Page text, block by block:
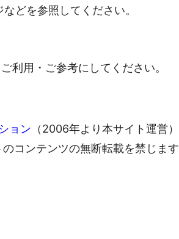
どを参照してください。
利用・ご参考にしてください。
ョン （2006年より本サイト運営）
コンテンツの無断転載を禁じます